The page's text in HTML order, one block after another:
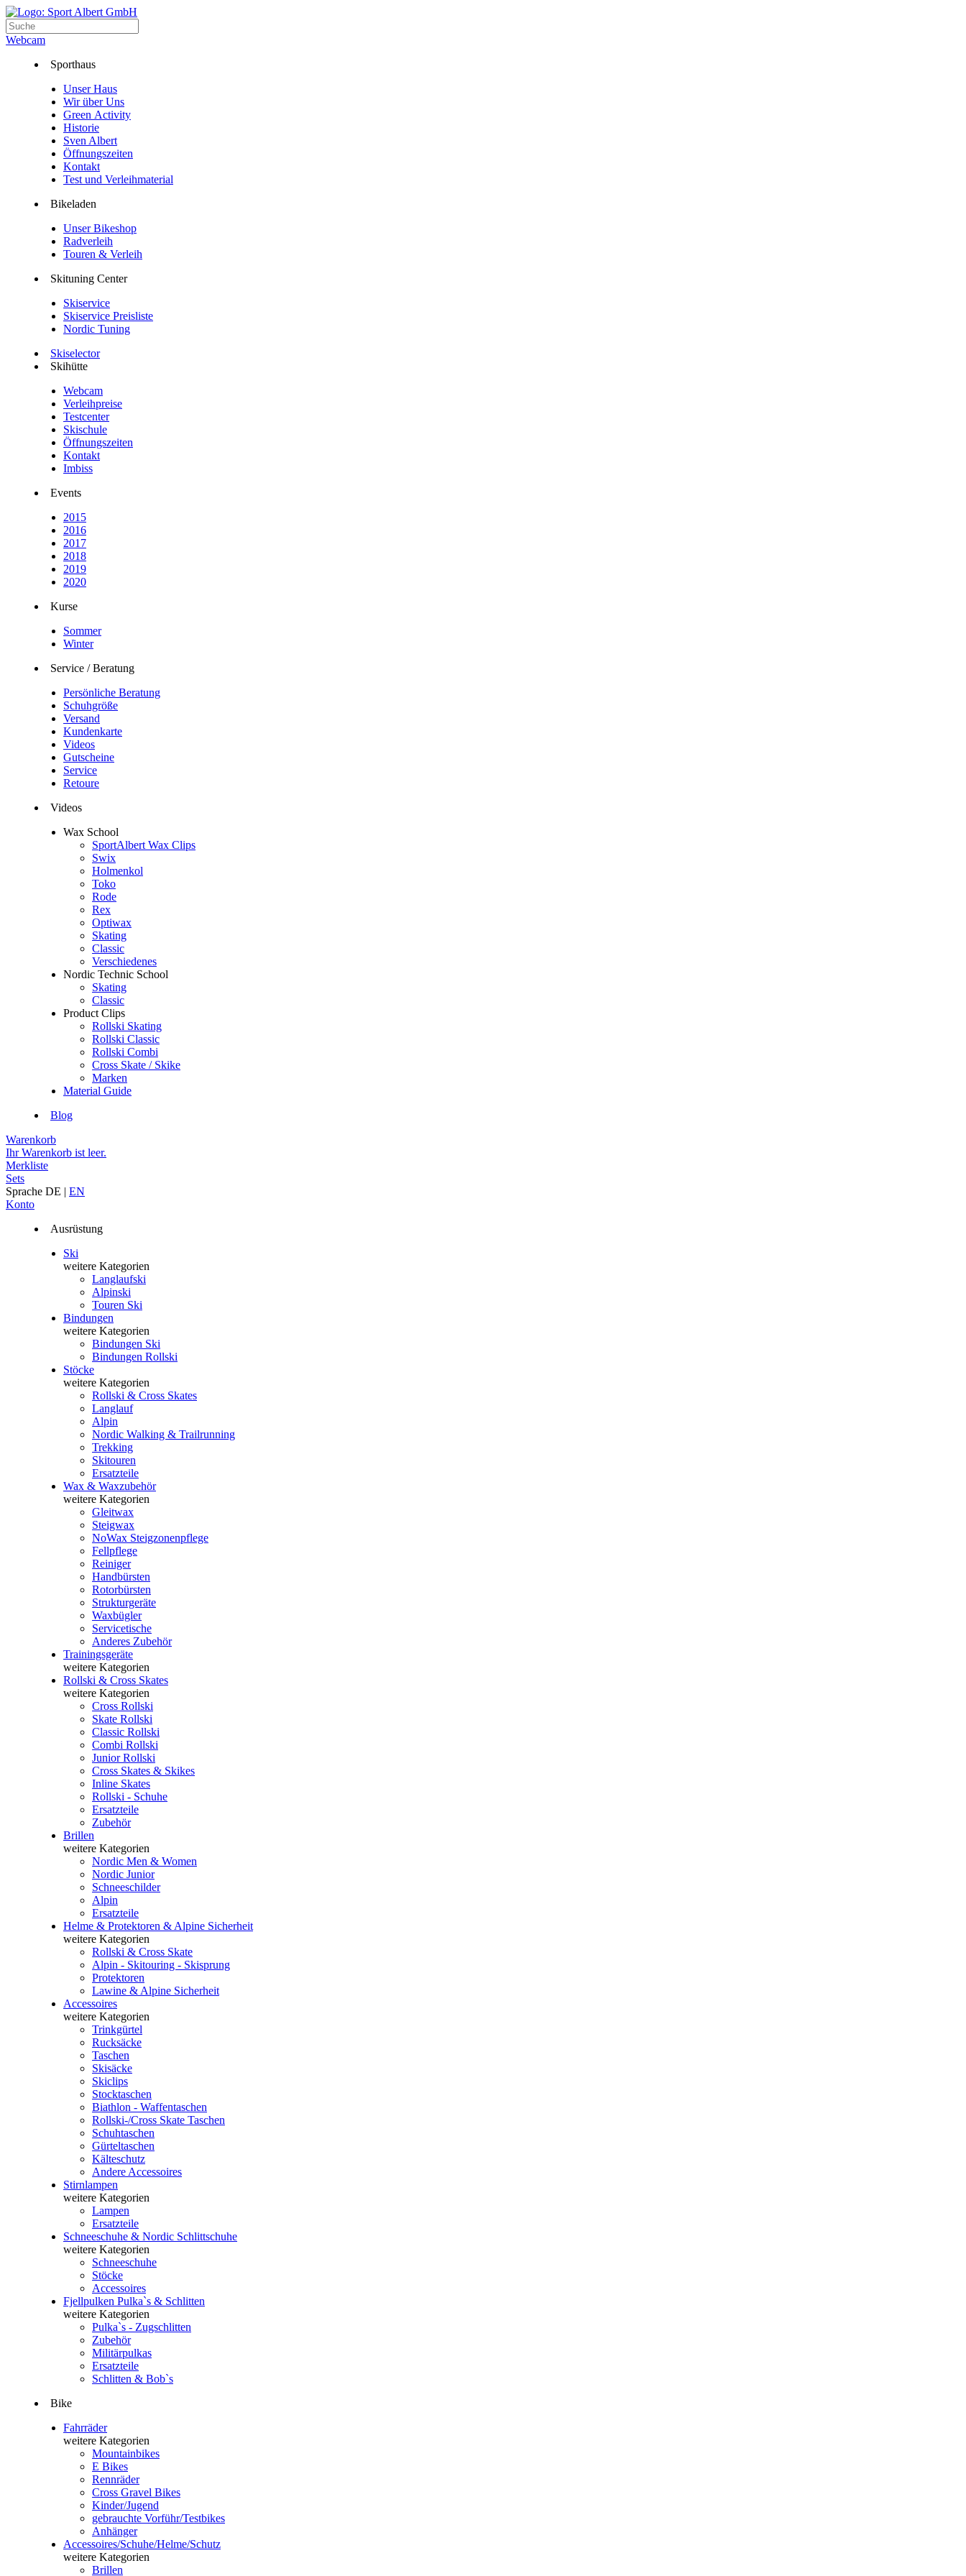
Webcam
Sporthaus
Unser Haus
Wir über Uns
Green Activity
Historie
Sven Albert
Öffnungszeiten
Kontakt
Test und Verleihmaterial
Bikeladen
Unser Bikeshop
Radverleih
Touren & Verleih
Skituning Center
Skiservice
Skiservice Preisliste
Nordic Tuning
Skiselector
Skihütte
Webcam
Verleihpreise
Testcenter
Skischule
Öffnungszeiten
Kontakt
Imbiss
Events
2015
2016
2017
2018
2019
2020
Kurse
Sommer
Winter
Service / Beratung
Persönliche Beratung
Schuhgröße
Versand
Kundenkarte
Videos
Gutscheine
Service
Retoure
Videos
Wax School
SportAlbert Wax Clips
Swix
Holmenkol
Toko
Rode
Rex
Optiwax
Skating
Classic
Verschiedenes
Nordic Technic School
Skating
Classic
Product Clips
Rollski Skating
Rollski Classic
Rollski Combi
Cross Skate / Skike
Marken
Material Guide
Blog
Warenkorb
Ihr Warenkorb ist leer.
Merkliste
Sets
Sprache DE | EN
Konto
Ausrüstung
Ski
weitere Kategorien
Langlaufski
Alpinski
Touren Ski
Bindungen
weitere Kategorien
Bindungen Ski
Bindungen Rollski
Stöcke
weitere Kategorien
Rollski & Cross Skates
Langlauf
Alpin
Nordic Walking & Trailrunning
Trekking
Skitouren
Ersatzteile
Wax & Waxzubehör
weitere Kategorien
Gleitwax
Steigwax
NoWax Steigzonenpflege
Fellpflege
Reiniger
Handbürsten
Rotorbürsten
Strukturgeräte
Waxbügler
Servicetische
Anderes Zubehör
Trainingsgeräte
weitere Kategorien
Rollski & Cross Skates
weitere Kategorien
Cross Rollski
Skate Rollski
Classic Rollski
Combi Rollski
Junior Rollski
Cross Skates & Skikes
Inline Skates
Rollski - Schuhe
Ersatzteile
Zubehör
Brillen
weitere Kategorien
Nordic Men & Women
Nordic Junior
Schneeschilder
Alpin
Ersatzteile
Helme & Protektoren & Alpine Sicherheit
weitere Kategorien
Rollski & Cross Skate
Alpin - Skitouring - Skisprung
Protektoren
Lawine & Alpine Sicherheit
Accessoires
weitere Kategorien
Trinkgürtel
Rucksäcke
Taschen
Skisäcke
Skiclips
Stocktaschen
Biathlon - Waffentaschen
Rollski-/Cross Skate Taschen
Schuhtaschen
Gürteltaschen
Kälteschutz
Andere Accessoires
Stirnlampen
weitere Kategorien
Lampen
Ersatzteile
Schneeschuhe & Nordic Schlittschuhe
weitere Kategorien
Schneeschuhe
Stöcke
Accessoires
Fjellpulken Pulka`s & Schlitten
weitere Kategorien
Pulka`s - Zugschlitten
Zubehör
Militärpulkas
Ersatzteile
Schlitten & Bob`s
Bike
Fahrräder
weitere Kategorien
Mountainbikes
E Bikes
Rennräder
Cross Gravel Bikes
Kinder/Jugend
gebrauchte Vorführ/Testbikes
Anhänger
Accessoires/Schuhe/Helme/Schutz
weitere Kategorien
Brillen